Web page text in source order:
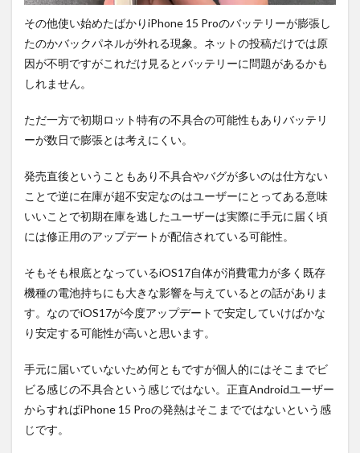
その他使い始めたばかりiPhone 15 Proのバッテリーが膨張し
たのかバックパネルが外れる現象。ネットの投稿だけでは原
因が不明ですがこれだけ見るとバッテリーに問題があるかも
しれません。
ただ一方で初期ロット特有の不具合の可能性もありバッテリ
ーが数日で膨張とは考えにくい。
発売直後ということもあり不具合やバグが多いのは仕方ない
ことで逆に在庫が超不安定なのはユーザーにとってある意味
いいことで初期在庫を逃したユーザーは実際に手元に届く頃
には修正用のアップデートが配信されている可能性。
そもそも根底となっているiOS17自体が消費電力が多く既存
機種の電池持ちにも大きな影響を与えているとの話がありま
す。なのでiOS17が今度アップデートで安定していけばかな
り安定する可能性が高いと思います。
手元に届いていないため何ともですが個人的にはそこまでビ
ビる感じの不具合という感じではない。正直Androidユーザー
からすればiPhone 15 Proの発熱はそこまでではないという感
じです。